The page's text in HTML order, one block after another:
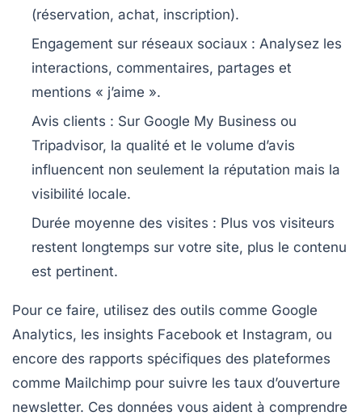
(réservation, achat, inscription).
Engagement sur réseaux sociaux : Analysez les
interactions, commentaires, partages et
mentions « j’aime ».
Avis clients : Sur Google My Business ou
Tripadvisor, la qualité et le volume d’avis
influencent non seulement la réputation mais la
visibilité locale.
Durée moyenne des visites : Plus vos visiteurs
restent longtemps sur votre site, plus le contenu
est pertinent.
Pour ce faire, utilisez des outils comme Google
Analytics, les insights Facebook et Instagram, ou
encore des rapports spécifiques des plateformes
comme Mailchimp pour suivre les taux d’ouverture
newsletter. Ces données vous aident à comprendre